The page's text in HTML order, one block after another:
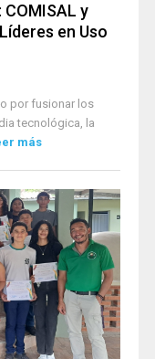
y
en Uso
por fusionar los
tecnológica, la
más